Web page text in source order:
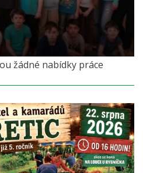
žádné nabídky práce